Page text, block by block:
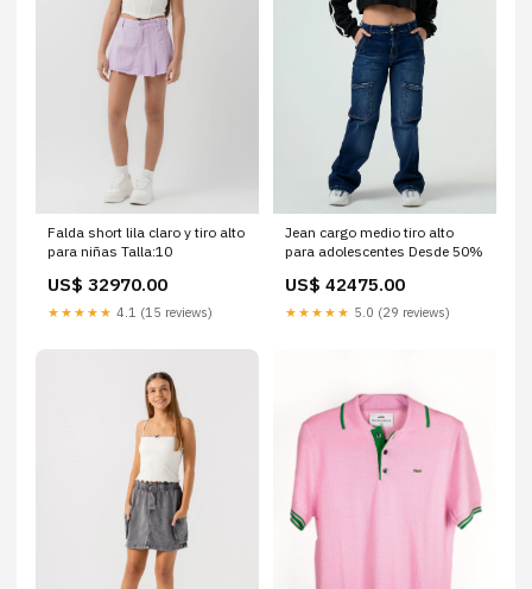
Falda short lila claro y tiro alto
para niñas Talla:10
US$ 32970.00
★★★★★ 4.1 (15 reviews)
Jean cargo medio tiro alto
para adolescentes Desde 50%
US$ 42475.00
★★★★★ 5.0 (29 reviews)